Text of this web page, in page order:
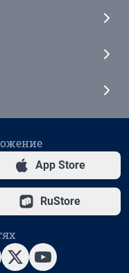
App Store
RuStore